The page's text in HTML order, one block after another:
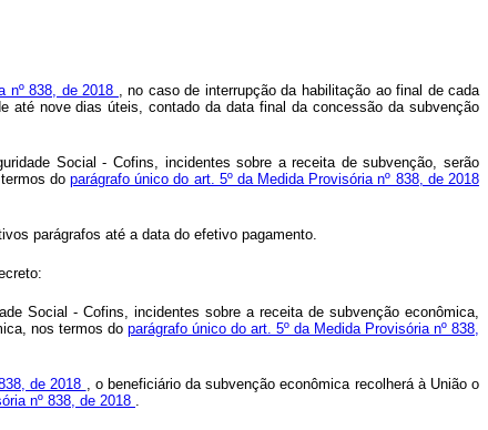
nº 838, de 2018 , no caso de interrupção da habilitação ao final de cada
até nove dias úteis, contado da data final da concessão da subvenção
Social - Cofins, incidentes sobre a receita de subvenção, serão
do parágrafo único do art. 5º da Medida Provisória nº 838, de 2018
parágrafos até a data do efetivo pagamento.
Social - Cofins, incidentes sobre a receita de subvenção econômica,
nos termos do parágrafo único do art. 5º da Medida Provisória nº 838,
de 2018 , o beneficiário da subvenção econômica recolherá à União o
nº 838, de 2018 .